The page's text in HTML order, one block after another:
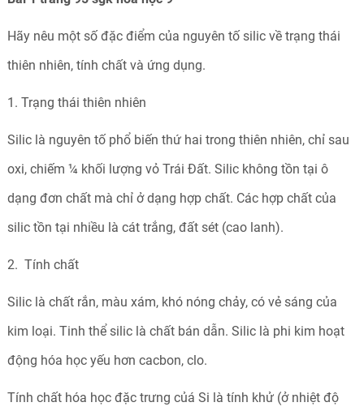
Hãy nêu một số đặc điểm của nguyên tố silic về trạng thái
thiên nhiên, tính chất và ứng dụng.
1. Trạng thái thiên nhiên
Silic là nguyên tố phổ biến thứ hai trong thiên nhiên, chỉ sau
oxi, chiếm ¼ khối lượng vỏ Trái Đất. Silic không tồn tại ô
dạng đơn chất mà chỉ ở dạng hợp chất. Các hợp chất của
silic tồn tại nhiều là cát trắng, đất sét (cao lanh).
2. Tính chất
Silic là chất rắn, màu xám, khó nóng chảy, có vẻ sáng của
kim loại. Tinh thể silic là chất bán dẫn. Silic là phi kim hoạt
động hóa học yếu hơn cacbon, clo.
Tính chất hóa học đặc trưng củá Si là tính khử (ở nhiệt độ